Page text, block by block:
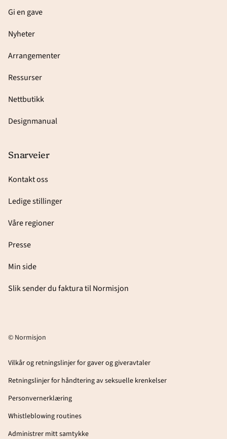
Gi en gave
Nyheter
Arrangementer
Ressurser
Nettbutikk
Designmanual
Snarveier
Kontakt oss
Ledige stillinger
Våre regioner
Presse
Min side
Slik sender du faktura til Normisjon
© Normisjon
Vilkår og retningslinjer for gaver og giveravtaler
Retningslinjer for håndtering av seksuelle krenkelser
Personvernerklæring
Whistleblowing routines
Administrer mitt samtykke